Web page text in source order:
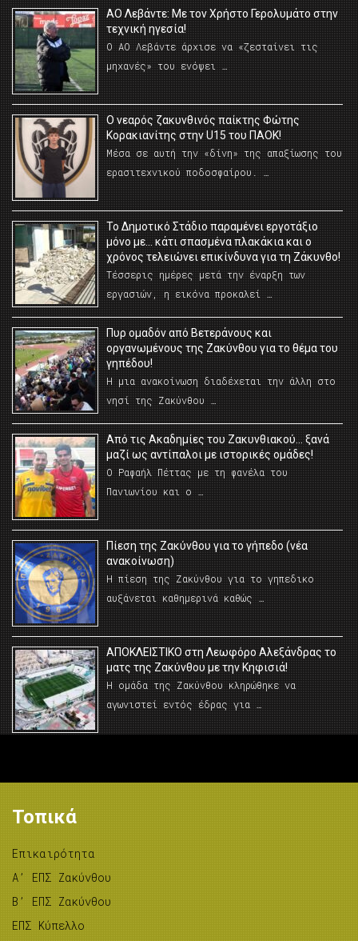
ΑΟ Λεβάντε: Με τον Χρήστο Γερολυμάτο στην
τεχνική ηγεσία!
Ο ΑΟ Λεβάντε άρχισε να «ζεσταίνει τις
μηχανές» του ενόψει …
O νεαρός ζακυνθινός παίκτης Φώτης
Κορακιανίτης στην U15 του ΠΑΟΚ!
Μέσα σε αυτή την «δίνη» της απαξίωσης του
ερασιτεχνικού ποδοσφαίρου. …
Το Δημοτικό Στάδιο παραμένει εργοτάξιο
μόνο με… κάτι σπασμένα πλακάκια και ο
χρόνος τελειώνει επικίνδυνα για τη Ζάκυνθο!
Τέσσερις ημέρες μετά την έναρξη των
εργασιών, η εικόνα προκαλεί …
Πυρ ομαδόν από Βετεράνους και
οργανωμένους της Ζακύνθου για το θέμα του
γηπέδου!
Η μια ανακοίνωση διαδέχεται την άλλη στο
νησί της Ζακύνθου …
Από τις Ακαδημίες του Ζακυνθιακού… ξανά
μαζί ως αντίπαλοι με ιστορικές ομάδες!
Ο Ραφαήλ Πέττας με τη φανέλα του
Πανιωνίου και ο …
Πίεση της Ζακύνθου για το γήπεδο (νέα
ανακοίνωση)
Η πίεση της Ζακύνθου για το γηπεδικο
αυξάνεται καθημερινά καθώς …
AΠΟΚΛΕΙΣΤΙΚΟ στη Λεωφόρο Αλεξάνδρας το
ματς της Ζακύνθου με την Κηφισιά!
Η ομάδα της Ζακύνθου κληρώθηκε να
αγωνιστεί εντός έδρας για …
Τοπικά
Επικαιρότητα
A’ ΕΠΣ Ζακύνθου
B’ ΕΠΣ Ζακύνθου
ΕΠΣ Κύπελλο